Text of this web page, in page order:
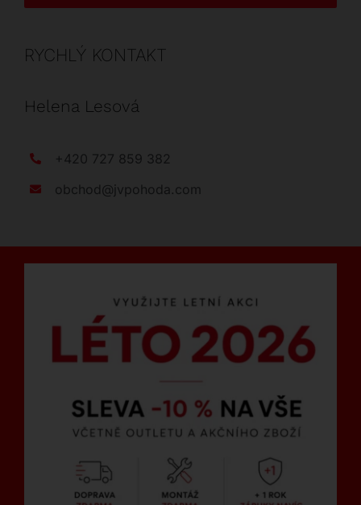
RYCHLÝ KONTAKT
Helena Lesová
+420 727 859 382
obchod@jvpohoda.com